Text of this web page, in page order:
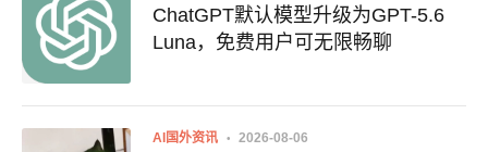
ChatGPT默认模型升级为GPT-5.6
Luna，免费用户可无限畅聊
AI国外资讯 2026-08-06